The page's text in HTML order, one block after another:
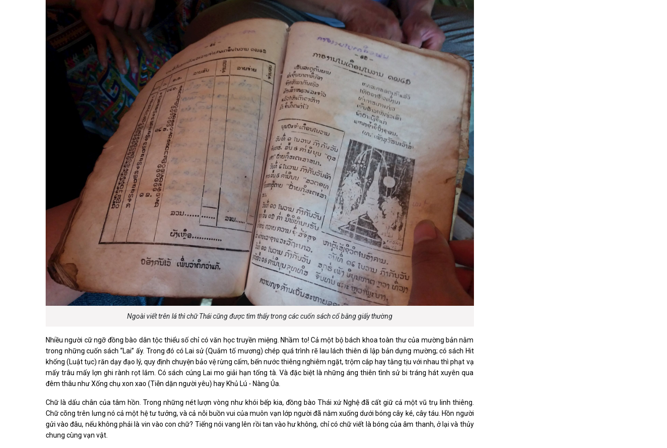
Ngoài viết trên lá thì chữ Thái cũng được tìm thấy trong các cuốn sách cổ bằng giấy thường
Nhiều người cữ ngỡ đồng bào dân tộc thiểu số chỉ có văn học truyền miệng. Nhầm to! Cả một bộ bách khoa toàn thư của mường bản nằm
trong những cuốn sách “Lai” ấy. Trong đó có Lai sử (Quắm tố mương) chép quá trình rẽ lau lách thiên di lập bản dựng mường; có sách Hit
khống (Luật tục) răn dạy đạo lý, quy định chuyện bảo vệ rừng cấm, bến nước thiêng nghiêm ngặt, trộm cắp hay tằng tịu với nhau thì phạt vạ
mấy trâu mấy lợn ghi rành rọt lắm. Có sách cúng Lai mo giải hạn tống tà. Và đặc biệt là những áng thiên tình sử bi tráng hát xuyên qua
đêm thâu như Xống chụ xon xao (Tiễn dặn người yêu) hay Khủ Lú - Nàng Ủa.
Chữ là dấu chân của tâm hồn. Trong những nét lượn vòng như khói bếp kia, đồng bào Thái xứ Nghệ đã cất giữ cả một vũ trụ linh thiêng.
Chữ cõng trên lưng nó cả một hệ tư tưởng, và cả nỗi buồn vui của muôn vạn lớp người đã nằm xuống dưới bóng cây ké, cây táu. Hồn người
gửi vào đâu, nếu không phải là vin vào con chữ? Tiếng nói vang lên rồi tan vào hư không, chỉ có chữ viết là bóng của âm thanh, ở lại và thủy
chung cùng vạn vật.